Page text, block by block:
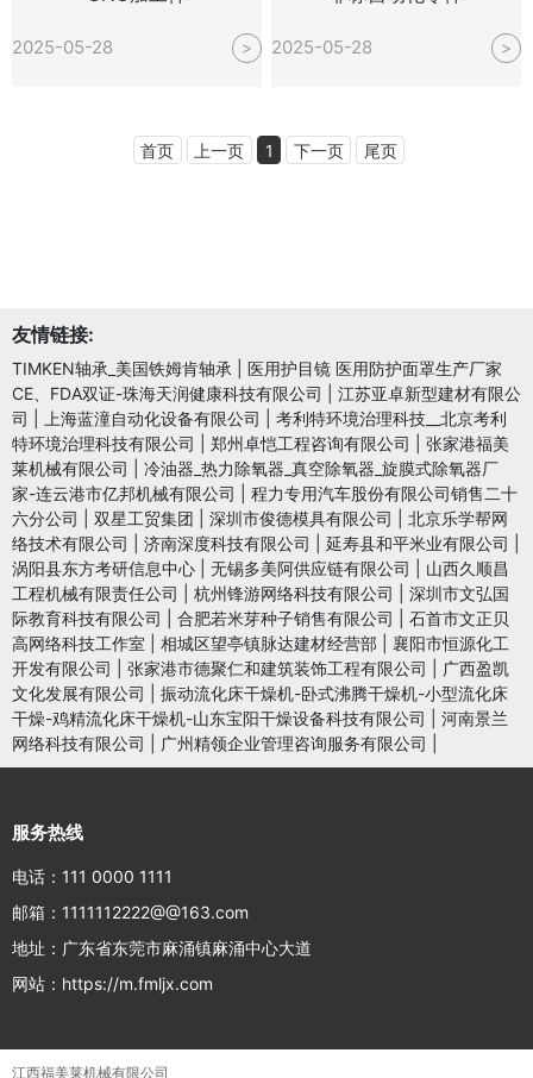
2025-05-28 > 2025-05-28 >
首页 上一页 1 下一页 尾页
友情链接:
TIMKEN轴承_美国铁姆肯轴承
医用护目镜 医用防护面罩生产厂家
CE、FDA双证-珠海天润健康科技有限公司
江苏亚卓新型建材有限公
司
上海蓝潼自动化设备有限公司
考利特环境治理科技__北京考利
特环境治理科技有限公司
郑州卓恺工程咨询有限公司
张家港福美
莱机械有限公司
冷油器_热力除氧器_真空除氧器_旋膜式除氧器厂
家-连云港市亿邦机械有限公司
程力专用汽车股份有限公司销售二十
六分公司
双星工贸集团 深圳市俊德模具有限公司
北京乐学帮网
络技术有限公司
济南深度科技有限公司 延寿县和平米业有限公司
涡阳县东方考研信息中心
无锡多美阿供应链有限公司
山西久顺昌
工程机械有限责任公司
杭州锋游网络科技有限公司
深圳市文弘国
际教育科技有限公司
合肥若米芽种子销售有限公司
石首市文正贝
高网络科技工作室
相城区望亭镇脉达建材经营部
襄阳市恒源化工
开发有限公司
张家港市德聚仁和建筑装饰工程有限公司
广西盈凯
文化发展有限公司
振动流化床干燥机-卧式沸腾干燥机-小型流化床
干燥-鸡精流化床干燥机-山东宝阳干燥设备科技有限公司
河南景兰
网络科技有限公司
广州精领企业管理咨询服务有限公司
服务热线
电话：111 0000 1111
邮箱：1111112222@@163.com
地址：广东省东莞市麻涌镇麻涌中心大道
网站：https://m.fmljx.com
江西福美莱机械有限公司